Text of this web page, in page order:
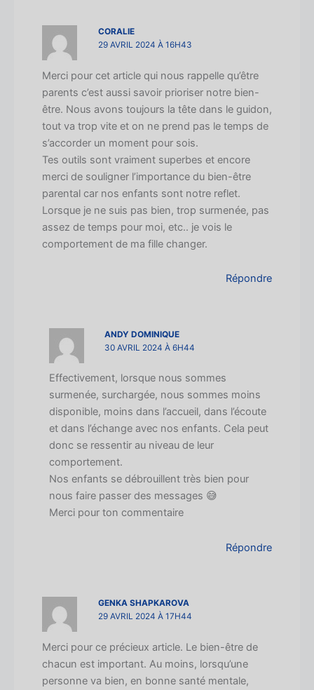
CORALIE
29 AVRIL 2024 À 16H43
Merci pour cet article qui nous rappelle qu’être
parents c’est aussi savoir prioriser notre bien-
être. Nous avons toujours la tête dans le guidon,
tout va trop vite et on ne prend pas le temps de
s’accorder un moment pour sois.
Tes outils sont vraiment superbes et encore
merci de souligner l’importance du bien-être
parental car nos enfants sont notre reflet.
Lorsque je ne suis pas bien, trop surmenée, pas
assez de temps pour moi, etc.. je vois le
comportement de ma fille changer.
Répondre
ANDY DOMINIQUE
30 AVRIL 2024 À 6H44
Effectivement, lorsque nous sommes
surmenée, surchargée, nous sommes moins
disponible, moins dans l’accueil, dans l’écoute
et dans l’échange avec nos enfants. Cela peut
donc se ressentir au niveau de leur
comportement.
Nos enfants se débrouillent très bien pour
nous faire passer des messages 😅
Merci pour ton commentaire
Répondre
GENKA SHAPKAROVA
29 AVRIL 2024 À 17H44
Merci pour ce précieux article. Le bien-être de
chacun est important. Au moins, lorsqu’une
personne va bien, en bonne santé mentale,